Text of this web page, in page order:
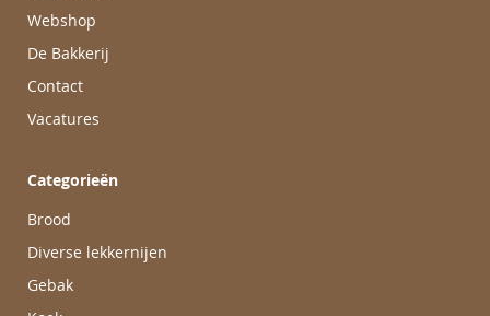
Webshop
De Bakkerij
Contact
Vacatures
Categorieën
Brood
Diverse lekkernijen
Gebak